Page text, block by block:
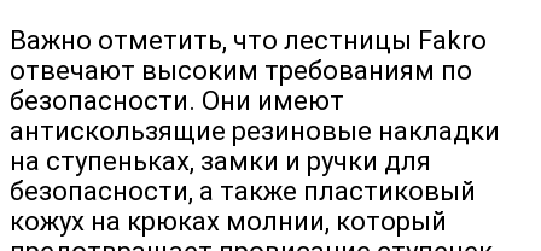
Важно отметить, что лестницы Fakro
отвечают высоким требованиям по
безопасности. Они имеют
антискользящие резиновые накладки
на ступеньках, замки и ручки для
безопасности, а также пластиковый
кожух на крюках молнии, который